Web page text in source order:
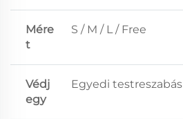
Mére
t
S / M / L / Free
Védj
egy
Egyedi testreszabás